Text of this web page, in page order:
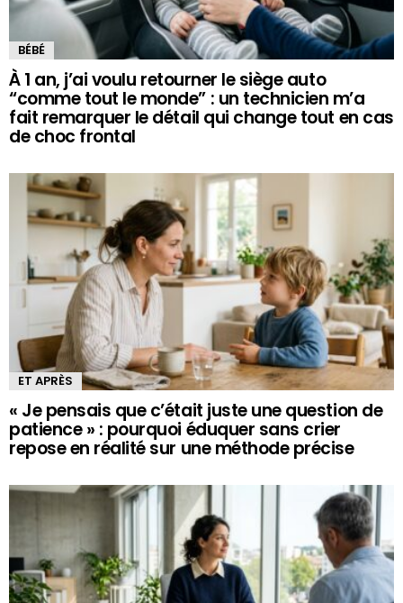
BÉBÉ
À 1 an, j’ai voulu retourner le siège auto
“comme tout le monde” : un technicien m’a
fait remarquer le détail qui change tout en cas
de choc frontal
ET APRÈS
« Je pensais que c’était juste une question de
patience » : pourquoi éduquer sans crier
repose en réalité sur une méthode précise